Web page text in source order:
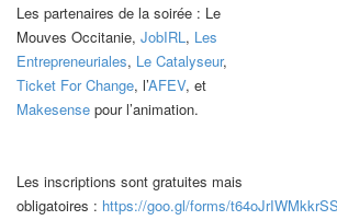
Les partenaires de la soirée : Le
Mouves Occitanie, JobIRL , Les
Entrepreneuriales, Le Catalyseur,
Ticket For Change, l’AFEV, et
Makesense pour l’animation.
Les inscriptions sont gratuites mais
obligatoires : https://goo.gl/forms/